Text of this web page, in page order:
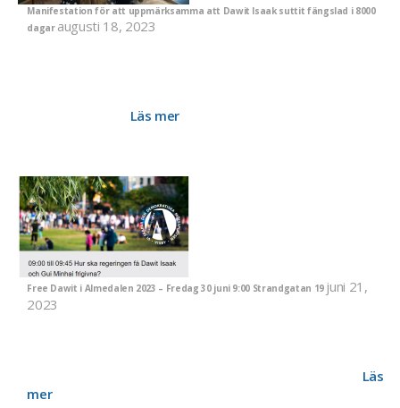
Manifestation för att uppmärksamma att Dawit Isaak suttit fängslad i 8000
dagar augusti 18, 2023
Läs mer
Free Dawit i Almedalen 2023 – Fredag 30 juni 9:00 Strandgatan 19 juni 21,
2023
Läs
mer